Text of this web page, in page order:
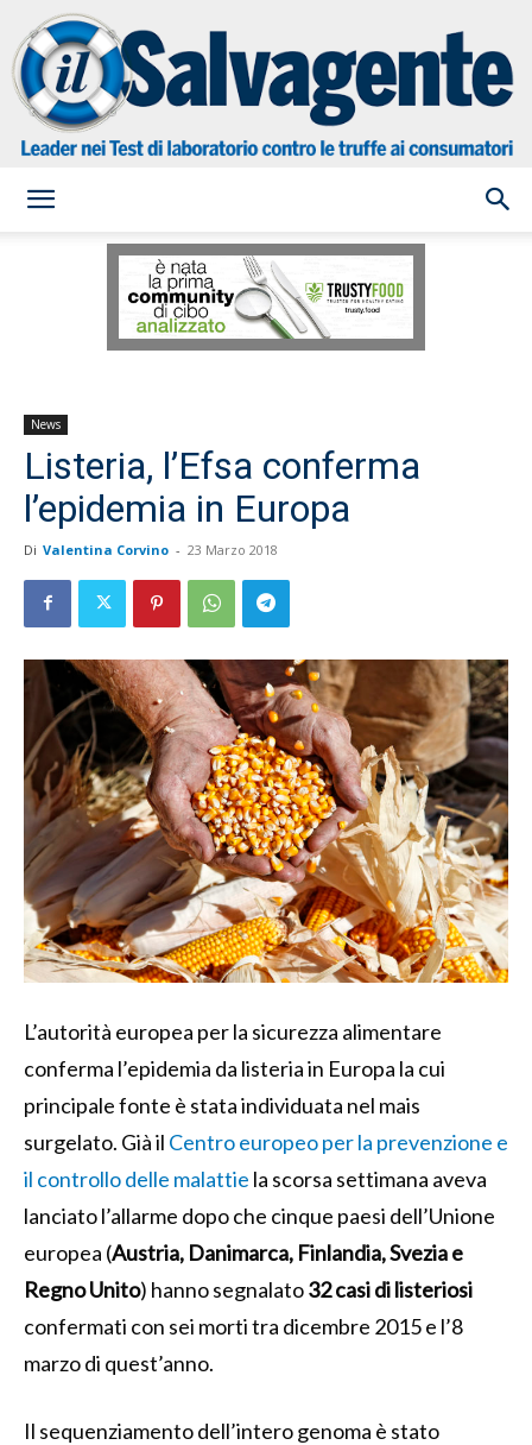
Salvagente
News
Listeria, l’Efsa conferma
l’epidemia in Europa
Di Valentina Corvino - 23 Marzo 2018
L’autorità europea per la sicurezza alimentare
conferma l’epidemia da listeria in Europa la cui
principale fonte è stata individuata nel mais
surgelato. Già il Centro europeo per la prevenzione e
il controllo delle malattie la scorsa settimana aveva
lanciato l’allarme dopo che cinque paesi dell’Unione
europea (Austria, Danimarca, Finlandia, Svezia e
Regno Unito) hanno segnalato32 casi di listeriosi
confermati con sei morti tra dicembre 2015 e l’8
marzo di quest’anno.
Il sequenziamento dell’intero genoma è stato